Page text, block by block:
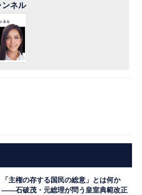
ンネル
「主権の存する国民の総意」とは何か
――石破茂・元総理が問う皇室典範改正